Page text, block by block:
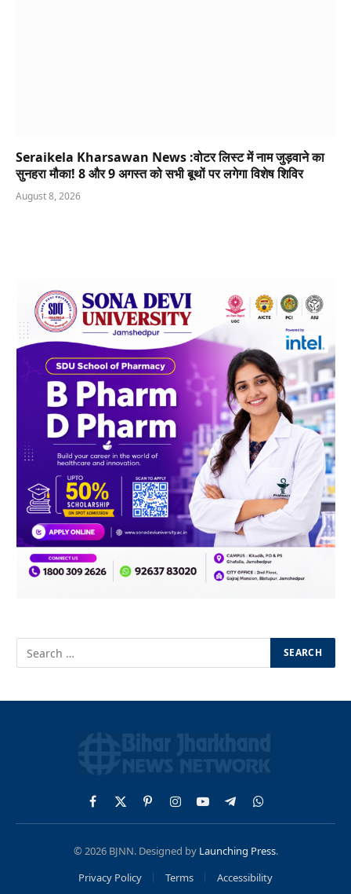
Seraikela Kharsawan News :वोटर लिस्ट में नाम जुड़वाने का
सुनहरा मौका! 8 और 9 अगस्त को सभी बूथों पर लगेगा विशेष शिविर
August 8, 2026
Facebook
X
(Twitter)
PinterestInstagram
YouTubeTelegramWhatsApp
© 2026 BJNN. Designed by Launching Press.
Privacy Policy
Terms Accessibility